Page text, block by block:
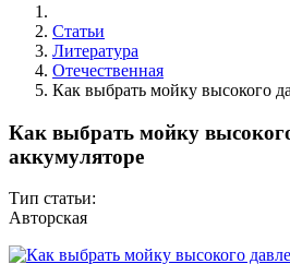
Статьи
Литература
Отечественная
Как выбрать мойку высокого
Как выбрать мойку
аккумуляторе
Тип статьи:
Авторская